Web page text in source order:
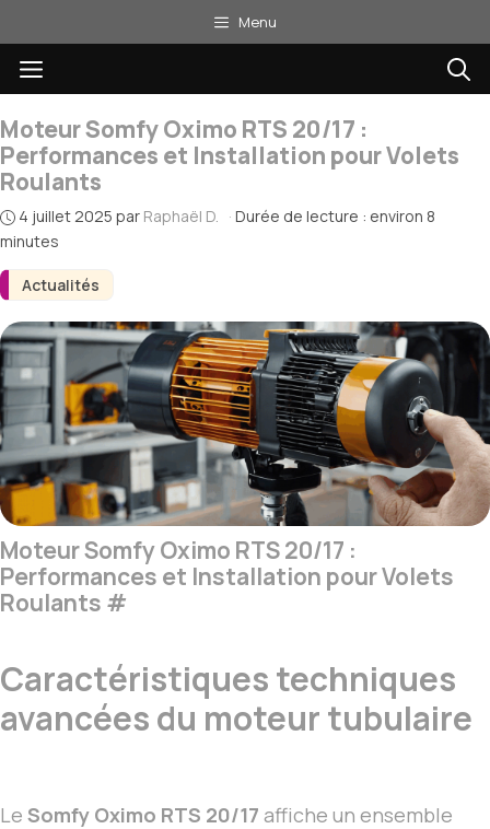
au
contenu
Menu
Menu
Actualités
Moteur Somfy Oximo RTS 20/17 :
Performances et Installation pour Volets
Roulants
4 juillet 2025 par Raphaël D. · Durée de lecture : environ 8
minutes
Moteur Somfy Oximo RTS 20/17 :
Performances et Installation pour Volets
Roulants #
Caractéristiques techniques
avancées du moteur tubulaire
Le Somfy Oximo RTS 20/17 affiche un ensemble